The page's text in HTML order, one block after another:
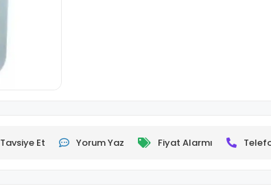
Tavsiye Et Yorum Yaz Fiyat Alarmı